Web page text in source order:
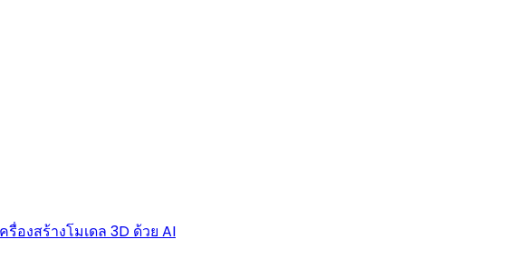
ครื่องสร้างโมเดล 3D ด้วย AI